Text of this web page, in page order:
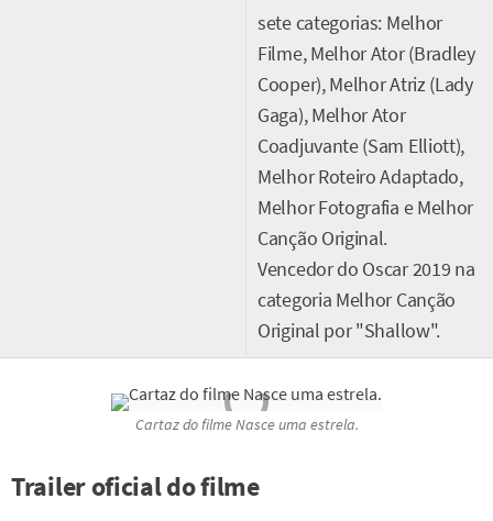
sete categorias: Melhor
Filme, Melhor Ator (Bradley
Cooper), Melhor Atriz (Lady
Gaga), Melhor Ator
Coadjuvante (Sam Elliott),
Melhor Roteiro Adaptado,
Melhor Fotografia e Melhor
Canção Original.
Vencedor do Oscar 2019 na
categoria Melhor Canção
Original por "Shallow".
Cartaz do filmeNasce uma estrela.
Trailer oficial do filme